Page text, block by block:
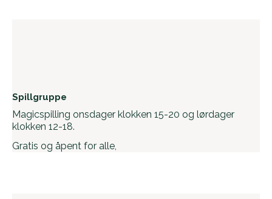
Spillgruppe
­Magicspilling onsdager klokken 15-20 og lørdager
klokken 12-18.
Gratis og åpent for alle,